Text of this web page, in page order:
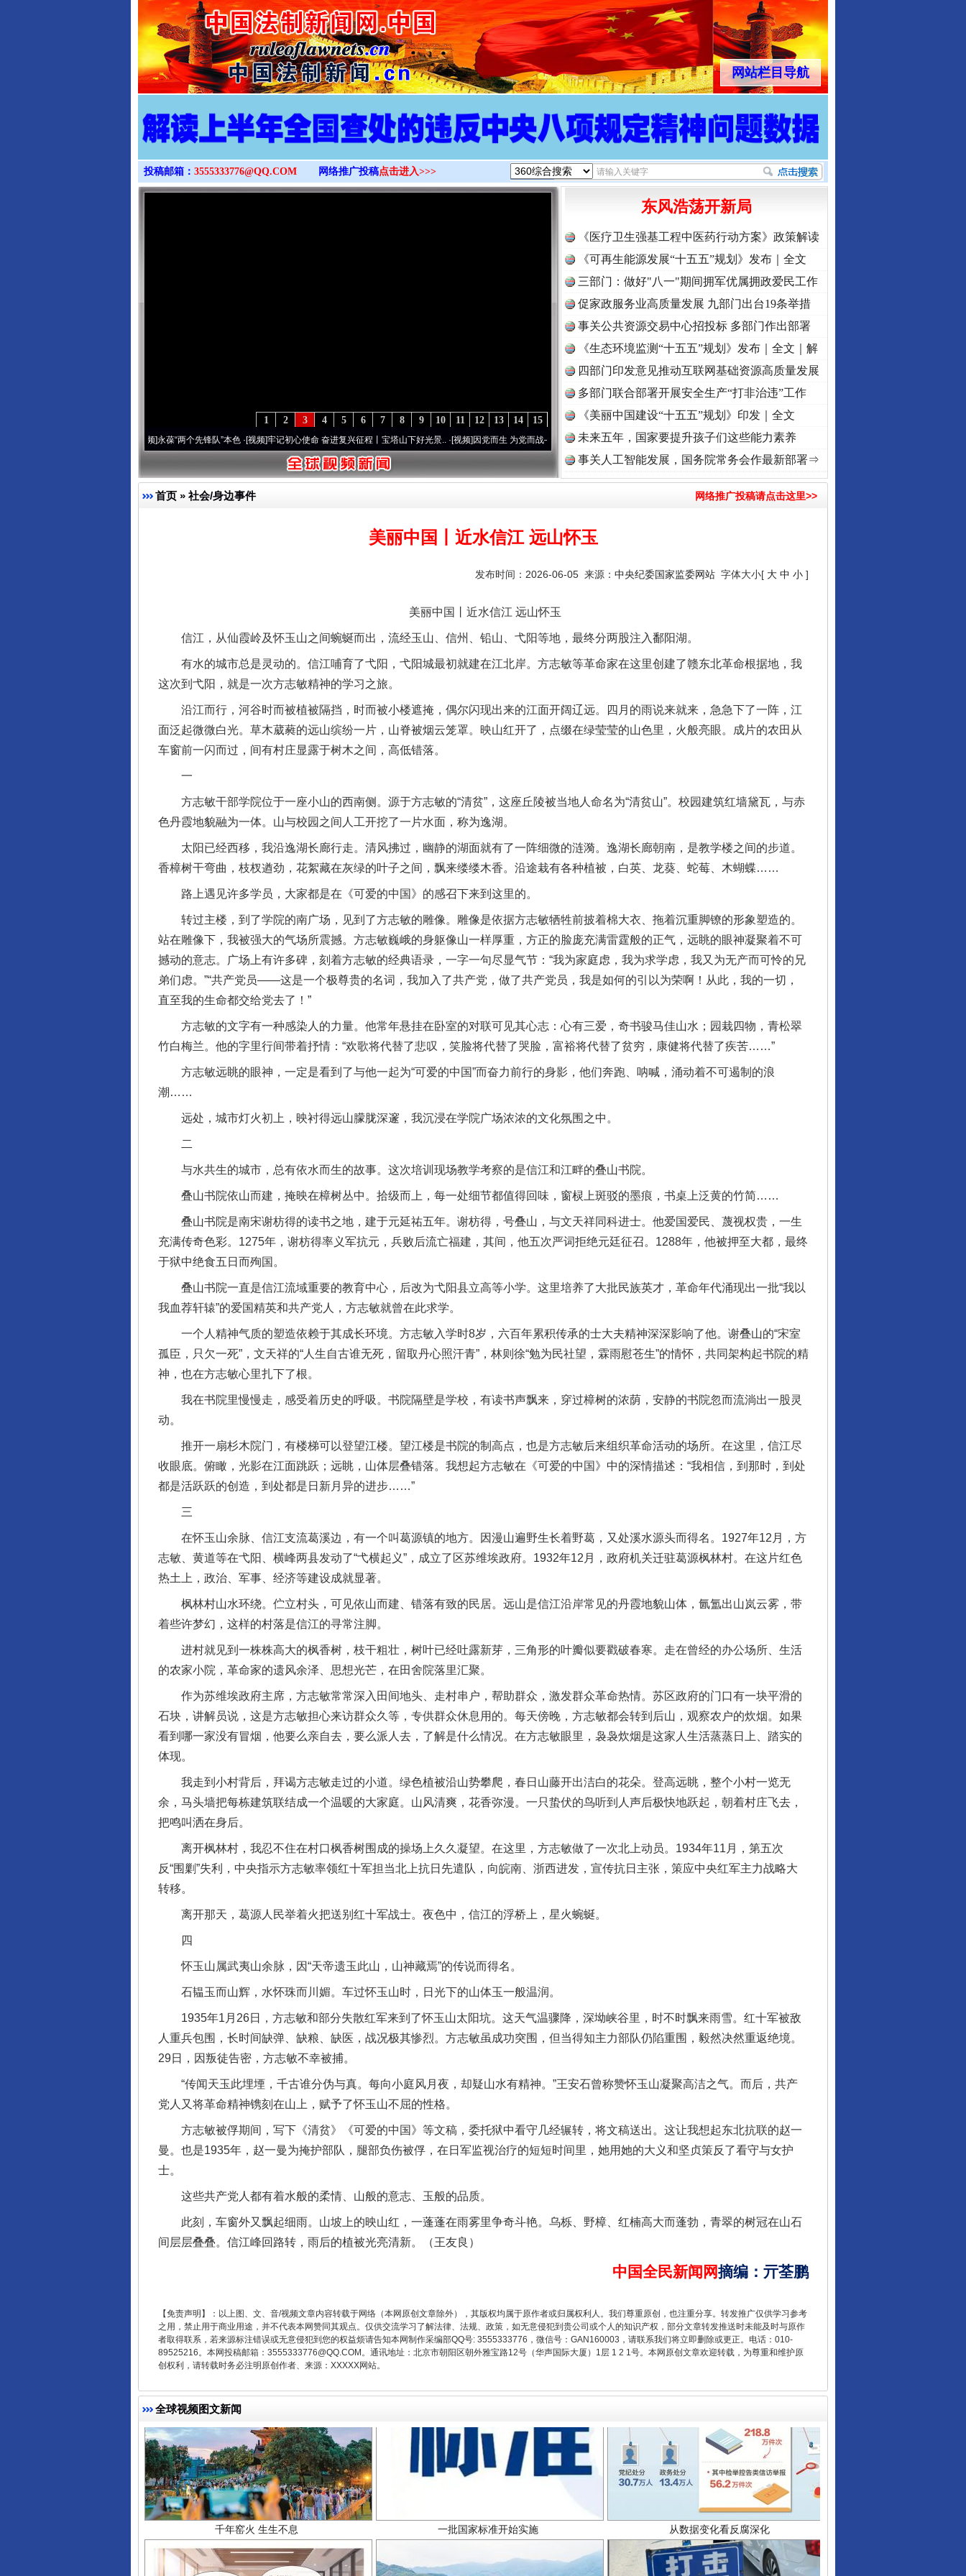
>
网站栏目导航
投稿邮箱： 3555333776@QQ.COM 网络推广投稿点击进入>>>
15
14
13
12
11
10
9
8
7
6
5
4
3
2
1
永葆“两个先锋队”本色·[视频]牢记初心使命 奋进复兴征程丨宝塔山下好光景..·[视频]因党而生 为党而战——百年“纪”事⑧加强纪律..·[视频] 牢记初心使命 奋进复兴征程丨“转折之城”激荡..
东风浩荡开新局
《医疗卫生强基工程中医药行动方案》政策解读
《可再生能源发展“十五五”规划》发布｜全文
三部门：做好"八一"期间拥军优属拥政爱民工作
促家政服务业高质量发展 九部门出台19条举措
事关公共资源交易中心招投标 多部门作出部署
《生态环境监测“十五五”规划》发布｜全文｜解
读
四部门印发意见推动互联网基础资源高质量发展
多部门联合部署开展安全生产“打非治违”工作
《美丽中国建设“十五五”规划》印发｜全文
未来五年，国家要提升孩子们这些能力素养
事关人工智能发展，国务院常务会作最新部署⇒
首页 » 社会/身边事件 网络推广投稿请点击这里>>
美丽中国丨近水信江 远山怀玉
发布时间：2026-06-05 来源： 中央纪委国家监委网站 字体大小[ 大 中 小 ]
美丽中国丨近水信江 远山怀玉
信江，从仙霞岭及怀玉山之间蜿蜒而出，流经玉山、信州、铅山、弋阳等地，最终分两股注入鄱阳湖。
有水的城市总是灵动的。信江哺育了弋阳，弋阳城最初就建在江北岸。方志敏等革命家在这里创建了赣东北革命根据地，我
这次到弋阳，就是一次方志敏精神的学习之旅。
沿江而行，河谷时而被植被隔挡，时而被小楼遮掩，偶尔闪现出来的江面开阔辽远。四月的雨说来就来，急急下了一阵，江
面泛起微微白光。草木葳蕤的远山缤纷一片，山脊被烟云笼罩。映山红开了，点缀在绿莹莹的山色里，火般亮眼。成片的农田从
车窗前一闪而过，间有村庄显露于树木之间，高低错落。
一
方志敏干部学院位于一座小山的西南侧。源于方志敏的“清贫”，这座丘陵被当地人命名为“清贫山”。校园建筑红墙黛瓦，与赤
色丹霞地貌融为一体。山与校园之间人工开挖了一片水面，称为逸湖。
太阳已经西移，我沿逸湖长廊行走。清风拂过，幽静的湖面就有了一阵细微的涟漪。逸湖长廊朝南，是教学楼之间的步道。
香樟树干弯曲，枝杈遒劲，花絮藏在灰绿的叶子之间，飘来缕缕木香。沿途栽有各种植被，白英、龙葵、蛇莓、木蝴蝶……
路上遇见许多学员，大家都是在《可爱的中国》的感召下来到这里的。
转过主楼，到了学院的南广场，见到了方志敏的雕像。雕像是依据方志敏牺牲前披着棉大衣、拖着沉重脚镣的形象塑造的。
站在雕像下，我被强大的气场所震撼。方志敏巍峨的身躯像山一样厚重，方正的脸庞充满雷霆般的正气，远眺的眼神凝聚着不可
撼动的意志。广场上有许多碑，刻着方志敏的经典语录，一字一句尽显气节：“我为家庭虑，我为求学虑，我又为无产而可怜的兄
弟们虑。”“共产党员——这是一个极尊贵的名词，我加入了共产党，做了共产党员，我是如何的引以为荣啊！从此，我的一切，
直至我的生命都交给党去了！”
方志敏的文字有一种感染人的力量。他常年悬挂在卧室的对联可见其心志：心有三爱，奇书骏马佳山水；园栽四物，青松翠
竹白梅兰。他的字里行间带着抒情：“欢歌将代替了悲叹，笑脸将代替了哭脸，富裕将代替了贫穷，康健将代替了疾苦……”
方志敏远眺的眼神，一定是看到了与他一起为“可爱的中国”而奋力前行的身影，他们奔跑、呐喊，涌动着不可遏制的浪
潮……
远处，城市灯火初上，映衬得远山朦胧深邃，我沉浸在学院广场浓浓的文化氛围之中。
二
与水共生的城市，总有依水而生的故事。这次培训现场教学考察的是信江和江畔的叠山书院。
叠山书院依山而建，掩映在樟树丛中。拾级而上，每一处细节都值得回味，窗棂上斑驳的墨痕，书桌上泛黄的竹简……
叠山书院是南宋谢枋得的读书之地，建于元延祐五年。谢枋得，号叠山，与文天祥同科进士。他爱国爱民、蔑视权贵，一生
充满传奇色彩。1275年，谢枋得率义军抗元，兵败后流亡福建，其间，他五次严词拒绝元廷征召。1288年，他被押至大都，最终
于狱中绝食五日而殉国。
叠山书院一直是信江流域重要的教育中心，后改为弋阳县立高等小学。这里培养了大批民族英才，革命年代涌现出一批“我以
我血荐轩辕”的爱国精英和共产党人，方志敏就曾在此求学。
一个人精神气质的塑造依赖于其成长环境。方志敏入学时8岁，六百年累积传承的士大夫精神深深影响了他。谢叠山的“宋室
孤臣，只欠一死”，文天祥的“人生自古谁无死，留取丹心照汗青”，林则徐“勉为民社望，霖雨慰苍生”的情怀，共同架构起书院的精
神，也在方志敏心里扎下了根。
我在书院里慢慢走，感受着历史的呼吸。书院隔壁是学校，有读书声飘来，穿过樟树的浓荫，安静的书院忽而流淌出一股灵
动。
推开一扇杉木院门，有楼梯可以登望江楼。望江楼是书院的制高点，也是方志敏后来组织革命活动的场所。在这里，信江尽
收眼底。俯瞰，光影在江面跳跃；远眺，山体层叠错落。我想起方志敏在《可爱的中国》中的深情描述：“我相信，到那时，到处
都是活跃跃的创造，到处都是日新月异的进步……”
三
在怀玉山余脉、信江支流葛溪边，有一个叫葛源镇的地方。因漫山遍野生长着野葛，又处溪水源头而得名。1927年12月，方
志敏、黄道等在弋阳、横峰两县发动了“弋横起义”，成立了区苏维埃政府。1932年12月，政府机关迁驻葛源枫林村。在这片红色
热土上，政治、军事、经济等建设成就显著。
枫林村山水环绕。伫立村头，可见依山而建、错落有致的民居。远山是信江沿岸常见的丹霞地貌山体，氤氲出山岚云雾，带
着些许梦幻，这样的村落是信江的寻常注脚。
进村就见到一株株高大的枫香树，枝干粗壮，树叶已经吐露新芽，三角形的叶瓣似要戳破春寒。走在曾经的办公场所、生活
的农家小院，革命家的遗风余泽、思想光芒，在田舍院落里汇聚。
作为苏维埃政府主席，方志敏常常深入田间地头、走村串户，帮助群众，激发群众革命热情。苏区政府的门口有一块平滑的
石块，讲解员说，这是方志敏担心来访群众久等，专供群众休息用的。每天傍晚，方志敏都会转到后山，观察农户的炊烟。如果
看到哪一家没有冒烟，他要么亲自去，要么派人去，了解是什么情况。在方志敏眼里，袅袅炊烟是这家人生活蒸蒸日上、踏实的
体现。
我走到小村背后，拜谒方志敏走过的小道。绿色植被沿山势攀爬，春日山藤开出洁白的花朵。登高远眺，整个小村一览无
余，马头墙把每栋建筑联结成一个温暖的大家庭。山风清爽，花香弥漫。一只蛰伏的鸟听到人声后极快地跃起，朝着村庄飞去，
把鸣叫洒在身后。
离开枫林村，我忍不住在村口枫香树围成的操场上久久凝望。在这里，方志敏做了一次北上动员。1934年11月，第五次
反“围剿”失利，中央指示方志敏率领红十军担当北上抗日先遣队，向皖南、浙西进发，宣传抗日主张，策应中央红军主力战略大
转移。
离开那天，葛源人民举着火把送别红十军战士。夜色中，信江的浮桥上，星火蜿蜒。
四
怀玉山属武夷山余脉，因“天帝遗玉此山，山神藏焉”的传说而得名。
石韫玉而山辉，水怀珠而川媚。车过怀玉山时，日光下的山体玉一般温润。
1935年1月26日，方志敏和部分失散红军来到了怀玉山太阳坑。这天气温骤降，深坳峡谷里，时不时飘来雨雪。红十军被敌
人重兵包围，长时间缺弹、缺粮、缺医，战况极其惨烈。方志敏虽成功突围，但当得知主力部队仍陷重围，毅然决然重返绝境。
29日，因叛徒告密，方志敏不幸被捕。
“传闻天玉此埋堙，千古谁分伪与真。每向小庭风月夜，却疑山水有精神。”王安石曾称赞怀玉山凝聚高洁之气。而后，共产
党人又将革命精神镌刻在山上，赋予了怀玉山不屈的性格。
方志敏被俘期间，写下《清贫》《可爱的中国》等文稿，委托狱中看守几经辗转，将文稿送出。这让我想起东北抗联的赵一
曼。也是1935年，赵一曼为掩护部队，腿部负伤被俘，在日军监视治疗的短短时间里，她用她的大义和坚贞策反了看守与女护
士。
这些共产党人都有着水般的柔情、山般的意志、玉般的品质。
此刻，车窗外又飘起细雨。山坡上的映山红，一蓬蓬在雨雾里争奇斗艳。乌栎、野樟、红楠高大而蓬勃，青翠的树冠在山石
间层层叠叠。信江峰回路转，雨后的植被光亮清新。（王友良）
中国全民新闻网摘编 ： 亓荃鹏
【免责声明】：以上图、文、音/视频文章内容转载于网络（本网原创文章除外），其版权均属于原作者或归属权利人。我们尊重原创，也注重分享。转发推广仅供学习参考
之用，禁止用于商业用途，并不代表本网赞同其观点。仅供交流学习了解法律、法规、政策，如无意侵犯到贵公司或个人的知识产权，部分文章转发推送时未能及时与原作
者取得联系，若来源标注错误或无意侵犯到您的权益烦请告知本网制作采编部QQ号: 3555333776，微信号：GAN160003，请联系我们将立即删除或更正。电话：010-
89525216。本网投稿邮箱：3555333776@QQ.COM。通讯地址：北京市朝阳区朝外雅宝路12号（华声国际大厦）1层 1 2 1号。本网原创文章欢迎转载，为尊重和维护原
创权利，请转载时务必注明原创作者、来源：XXXXX网站。
全球视频图文新闻
完善运行机制助力责任有效落实
千年窑火 生生不息 一批国家标准开始实施 从数据变化看反腐深化